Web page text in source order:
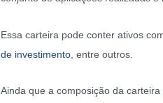
Essa carteira pode conter ativos
de investimento, entre outros.
Ainda que a composição da